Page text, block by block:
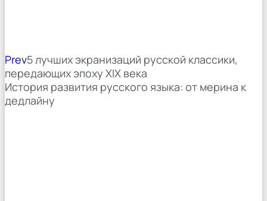
Prev5 лучших экранизаций русской классики,
передающих эпоху XIX века
История развития русского языка: от мерина к
дедлайну